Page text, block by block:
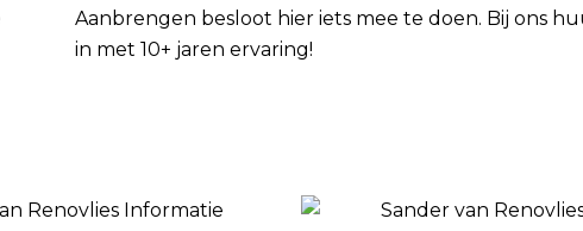
Aanbrengen besloot hier iets mee te doen. Bij ons
in met 10+ jaren ervaring!